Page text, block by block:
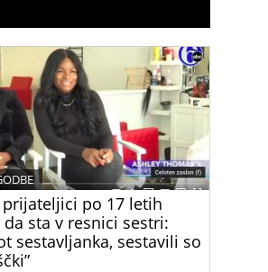
po 17 letih
sta v resnici sestri:
sestavljanka, sestavili so